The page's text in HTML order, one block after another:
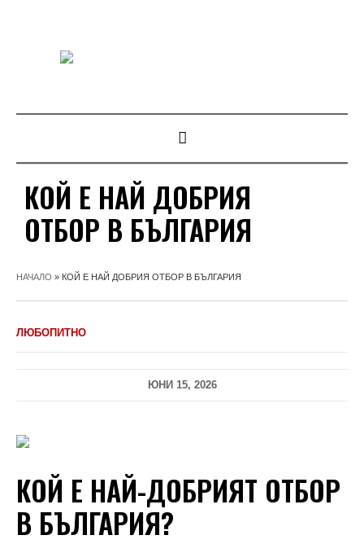
КОЙ Е НАЙ ДОБРИЯ
ОТБОР В БЪЛГАРИЯ
НАЧАЛО » КОЙ Е НАЙ ДОБРИЯ ОТБОР В БЪЛГАРИЯ
ЛЮБОПИТНО
ЮНИ 15, 2026
КОЙ Е НАЙ-ДОБРИЯТ ОТБОР
В БЪЛГАРИЯ?